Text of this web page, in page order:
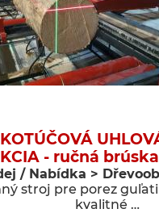
- ručná
/ Nabídka >
stroj pre porez
kvalitné …